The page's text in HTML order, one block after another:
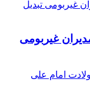
غیربومی